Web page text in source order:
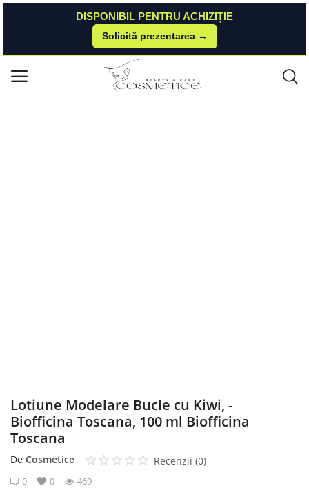
DISPONIBIL PENTRU ACHIZIȚIE
Solicită prezentarea →
Meniu principal
Hair Styling
Lotiune Modelare Bucle cu Kiwi, - Biofficina Toscana, 100 ml Biofficina To
Lotiune Modelare Bucle cu Kiwi, -
Biofficina Toscana, 100 ml Biofficina
Toscana
De Cosmetice Recenzii (0)
0 0 469